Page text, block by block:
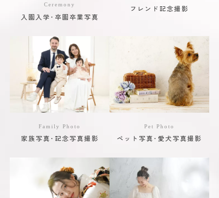
Ceremony
入園入学･卒園卒業写真
フレンド記念撮影
Family Photo
家族写真･記念写真撮影
Pet Photo
ペット写真･愛犬写真撮影